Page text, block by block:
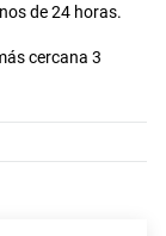
de 24 horas.
cercana 3